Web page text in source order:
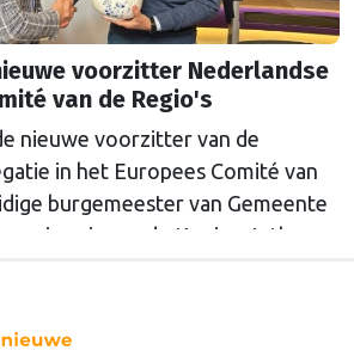
voorzitter Nederlandse
van de Regio's
nieuwe voorzitter van de
in het Europees Comité van
burgemeester van Gemeente
van de Koning Arthur
behoorlijk succesvol in hun